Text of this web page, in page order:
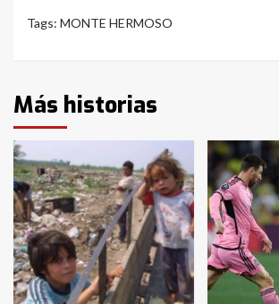
Tags: MONTE HERMOSO
Más historias